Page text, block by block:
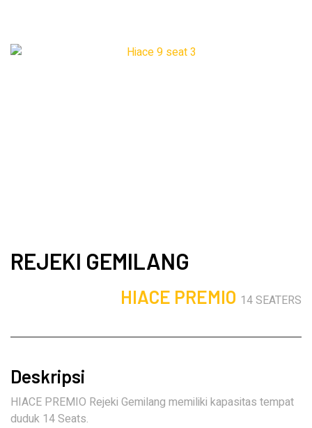
REJEKI GEMILANG
HIACE PREMIO 14 SEATERS
Deskripsi
HIACE PREMIO Rejeki Gemilang memiliki kapasitas tempat
duduk 14 Seats.